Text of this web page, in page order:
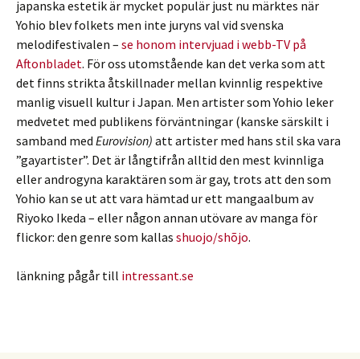
japanska estetik är mycket populär just nu märktes när
Yohio blev folkets men inte juryns val vid svenska
melodifestivalen – se honom intervjuad i webb-TV på
Aftonbladet. För oss utomstående kan det verka som att
det finns strikta åtskillnader mellan kvinnlig respektive
manlig visuell kultur i Japan. Men artister som Yohio leker
medvetet med publikens förväntningar (kanske särskilt i
samband med Eurovision) att artister med hans stil ska vara
”gayartister”. Det är långtifrån alltid den mest kvinnliga
eller androgyna karaktären som är gay, trots att den som
Yohio kan se ut att vara hämtad ur ett mangaalbum av
Riyoko Ikeda – eller någon annan utövare av manga för
flickor: den genre som kallas shuojo/shõjo.
länkning pågår till intressant.se